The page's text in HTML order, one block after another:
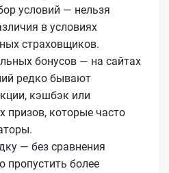
условий — нельзя
в условиях
страховщиков.
бонусов — на сайтах
редко бывают
кэшбэк или
призов, которые часто
— без сравнения
пропустить более